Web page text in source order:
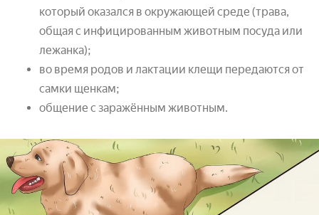
который оказался в окружающей среде (трава,
общая с инфицированным животным посуда или
лежанка);
во время родов и лактации клещи передаются от
самки щенкам;
общение с заражённым животным.